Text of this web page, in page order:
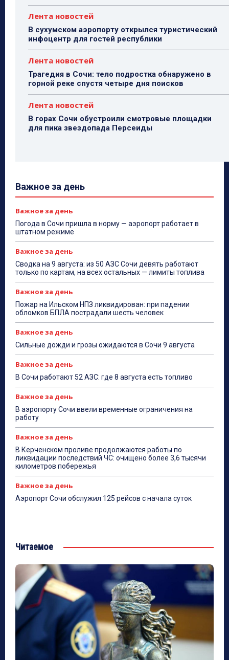
Лента новостей
В сухумском аэропорту открылся туристический
инфоцентр для гостей республики
Лента новостей
Трагедия в Сочи: тело подростка обнаружено в
горной реке спустя четыре дня поисков
Лента новостей
В горах Сочи обустроили смотровые площадки
для пика звездопада Персеиды
Важное за день
Важное за день
Погода в Сочи пришла в норму — аэропорт работает в
штатном режиме
Важное за день
Сводка на 9 августа: из 50 АЗС Сочи девять работают
только по картам, на всех остальных — лимиты топлива
Важное за день
Пожар на Ильском НПЗ ликвидирован: при падении
обломков БПЛА пострадали шесть человек
Важное за день
Сильные дожди и грозы ожидаются в Сочи 9 августа
Важное за день
В Сочи работают 52 АЗС: где 8 августа есть топливо
Важное за день
В аэропорту Сочи ввели временные ограничения на
работу
Важное за день
В Керченском проливе продолжаются работы по
ликвидации последствий ЧС: очищено более 3,6 тысячи
километров побережья
Важное за день
Аэропорт Сочи обслужил 125 рейсов с начала суток
Читаемое